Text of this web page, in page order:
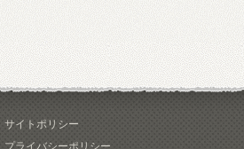
サイトポリシー
プライバシーポリシー